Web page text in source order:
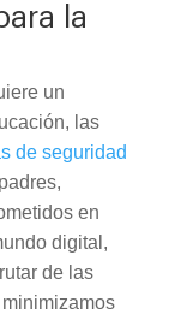
la
un
las
de seguridad
en
digital,
de las